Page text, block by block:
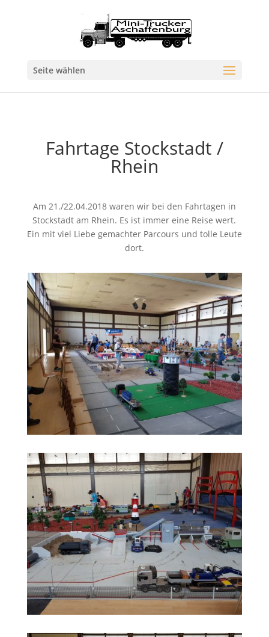
Seite wählen
Fahrtage Stockstadt /
Rhein
Am 21./22.04.2018 waren wir bei den Fahrtagen in
Stockstadt am Rhein. Es ist immer eine Reise wert.
Ein mit viel Liebe gemachter Parcours und tolle Leute
dort.